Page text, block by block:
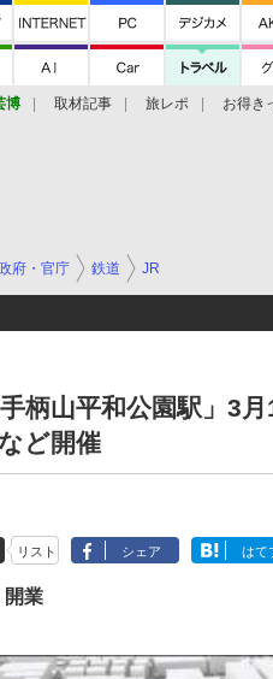
博 取材記事 旅レポ お得き
府・官庁 鉄道 JR
柄山平和公園駅」3
ど開催
リスト シェア はて
開業